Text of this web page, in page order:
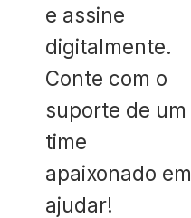
e assine
digitalmente.
Conte com o
suporte de um
time
apaixonado em
ajudar!